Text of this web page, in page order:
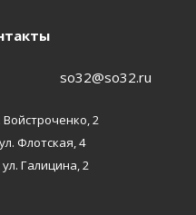
so32@so32.ru
Войстроченко, 2
Флотская, 4
Галицина, 2